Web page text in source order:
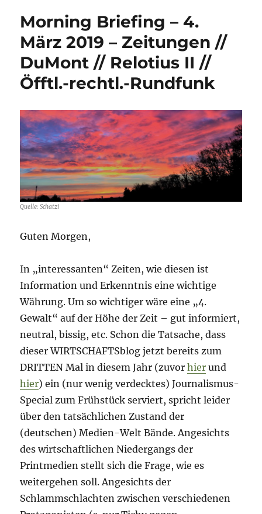
2019
–
Medien
//
ProSieben
Morning Briefing – 4.
März 2019 – Zeitungen //
DuMont // Relotius II //
Öfftl.-rechtl.-Rundfunk
Quelle: Schatzi
Guten Morgen,
In „interessanten“ Zeiten, wie diesen ist
Information und Erkenntnis eine wichtige
Währung. Um so wichtiger wäre eine „4.
Gewalt“ auf der Höhe der Zeit – gut informiert,
neutral, bissig, etc. Schon die Tatsache, dass
dieser WIRTSCHAFTSblog jetzt bereits zum
DRITTEN Mal in diesem Jahr (zuvorhier und
hier) ein (nur wenig verdecktes) Journalismus-
Special zum Frühstück serviert, spricht leider
über den tatsächlichen Zustand der
(deutschen) Medien-Welt Bände. Angesichts
des wirtschaftlichen Niedergangs der
Printmedien stellt sich die Frage, wie es
weitergehen soll. Angesichts der
Schlammschlachten zwischen verschiedenen